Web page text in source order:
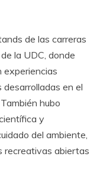
de las carreras
la UDC, donde
en el
hubo
y
del ambiente,
recreativas abiertas